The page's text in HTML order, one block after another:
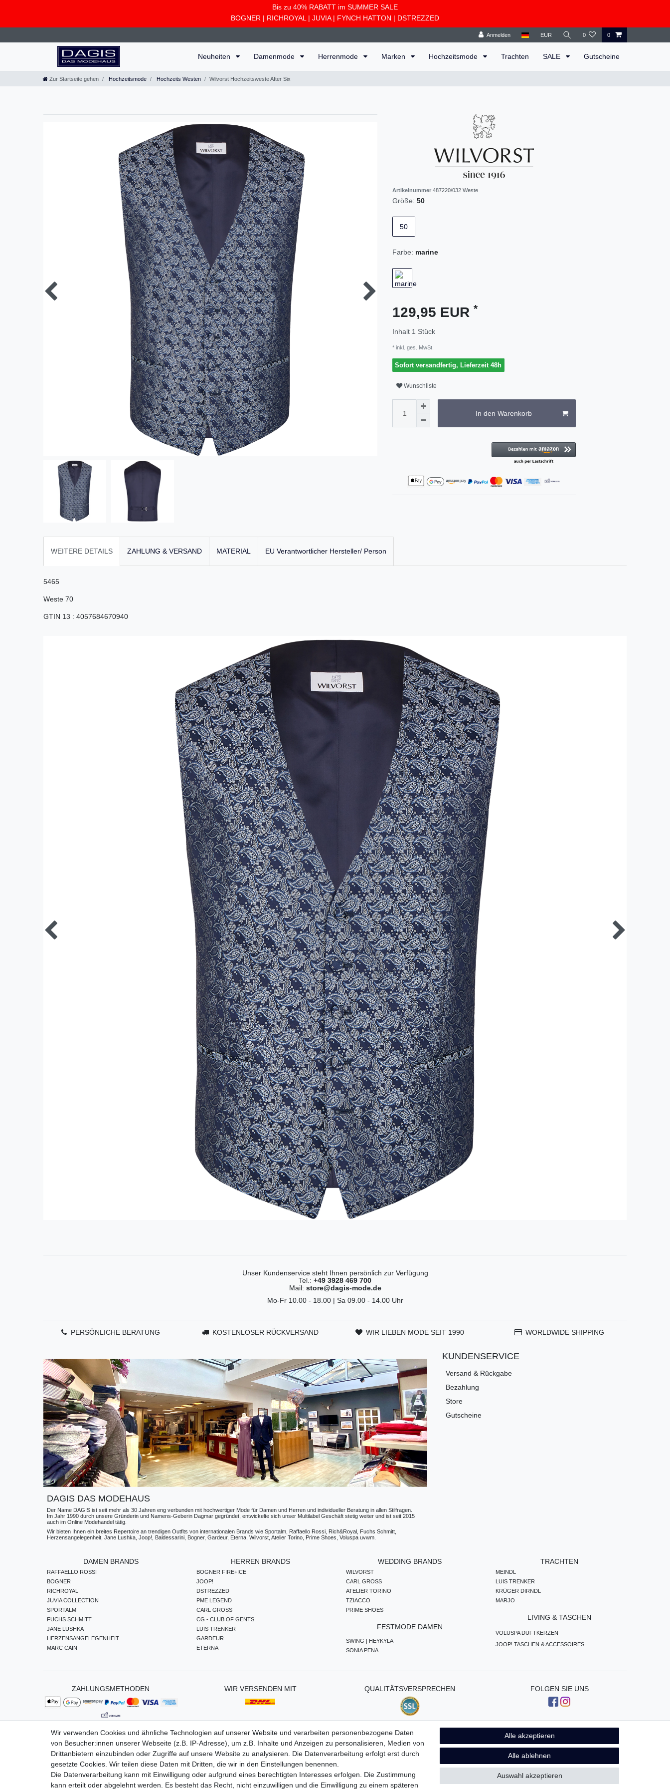
Bis zu 40% RABATT im SUMMER SALE
BOGNER | RICHROYAL | JUVIA| FYNCH HATTON | DSTREZZED
Anmelden EUR 0 0
Neuheiten Damenmode Herrenmode Marken Hochzeitsmode Trachten SALE Gutscheine
Zur Startseite gehen Hochzeitsmode Hochzeits Westen Wilvorst Hochzeitsweste After Six
Artikelnummer 487220/032 Weste
Größe: 50
50
Farbe: marine
129,95 EUR *
Inhalt 1 Stück
* inkl. ges. MwSt.
Sofort versandfertig, Lieferzeit 48h
Wunschliste
In den Warenkorb
WEITERE DETAILS ZAHLUNG & VERSAND MATERIAL EU Verantwortlicher Hersteller/ Person
5465
Weste 70
GTIN 13 : 4057684670940
Unser Kundenservice steht Ihnen persönlich zur Verfügung
Tel.: +49 3928 469 700
Mail: store@dagis-mode.de
Mo-Fr 10.00 - 18.00 | Sa 09.00 - 14.00 Uhr
PERSÖNLICHE BERATUNG KOSTENLOSER RÜCKVERSAND WIR LIEBEN MODE SEIT 1990 WORLDWIDE SHIPPING
DAGIS DAS MODEHAUS
Der Name DAGIS ist seit mehr als 30 Jahren eng verbunden mit hochwertiger Mode für Damen und Herren und individueller Beratung in allen Stilfragen.
Im Jahr 1990 durch unsere Gründerin und Namens-Geberin Dagmar gegründet, entwickelte sich unser Multilabel Geschäft stetig weiter und ist seit 2015
auch im Online Modehandel tätig.
Wir bieten Ihnen ein breites Repertoire an trendigen Outfits von internationalen Brands wie Sportalm, Raffaello Rossi, Rich&Royal, Fuchs Schmitt,
Herzensangelegenheit, Jane Lushka, Joop!, Baldessarini, Bogner, Gardeur, Eterna, Wilvorst, Atelier Torino, Prime Shoes, Voluspa uvwm.
KUNDENSERVICE
Versand & Rückgabe
Bezahlung
Store
Gutscheine
DAMEN BRANDS
RAFFAELLO ROSSI
BOGNER
RICHROYAL
JUVIA COLLECTION
SPORTALM
FUCHS SCHMITT
JANE LUSHKA
HERZENSANGELEGENHEIT
MARC CAIN
HERREN BRANDS
BOGNER FIRE+ICE
JOOP!
DSTREZZED
PME LEGEND
CARL GROSS
CG - CLUB OF GENTS
LUIS TRENKER
GARDEUR
ETERNA
WEDDING BRANDS
WILVORST
CARL GROSS
ATELIER TORINO
TZIACCO
PRIME SHOES
FESTMODE DAMEN
SWING | HEYKYLA
SONIA PENA
TRACHTEN
MEINDL
LUIS TRENKER
KRÜGER DIRNDL
MARJO
LIVING & TASCHEN
VOLUSPA DUFTKERZEN
JOOP! TASCHEN & ACCESSOIRES
ZAHLUNGSMETHODEN WIR VERSENDEN MIT QUALITÄTSVERSPRECHEN FOLGEN SIE UNS
Impressum Daten­schutz­erklärung AGB Widerrufs­recht Vertrag widerrufen
Wir verwenden Cookies und ähnliche Technologien auf unserer Website und verarbeiten personenbezogene Daten
von Besucher:innen unserer Webseite (z.B. IP-Adresse), um z.B. Inhalte und Anzeigen zu personalisieren, Medien von
Drittanbietern einzubinden oder Zugriffe auf unsere Website zu analysieren. Die Datenverarbeitung erfolgt erst durch
gesetzte Cookies. Wir teilen diese Daten mit Dritten, die wir in den Einstellungen benennen.
Die Datenverarbeitung kann mit Einwilligung oder aufgrund eines berechtigten Interesses erfolgen. Die Zustimmung
kann erteilt oder abgelehnt werden. Es besteht das Recht, nicht einzuwilligen und die Einwilligung zu einem späteren
Alle akzeptieren
Alle ablehnen
Auswahl akzeptieren